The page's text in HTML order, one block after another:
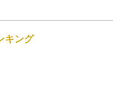
キング